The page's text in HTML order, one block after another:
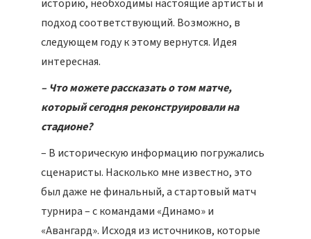
историю, необходимы настоящие артисты и
подход соответствующий. Возможно, в
следующем году к этому вернутся. Идея
интересная.
– Что можете рассказать о том матче,
который сегодня реконструировали на
стадионе?
– В историческую информацию погружались
сценаристы. Насколько мне известно, это
был даже не финальный, а стартовый матч
турнира – с командами «Динамо» и
«Авангард». Исходя из источников, которые